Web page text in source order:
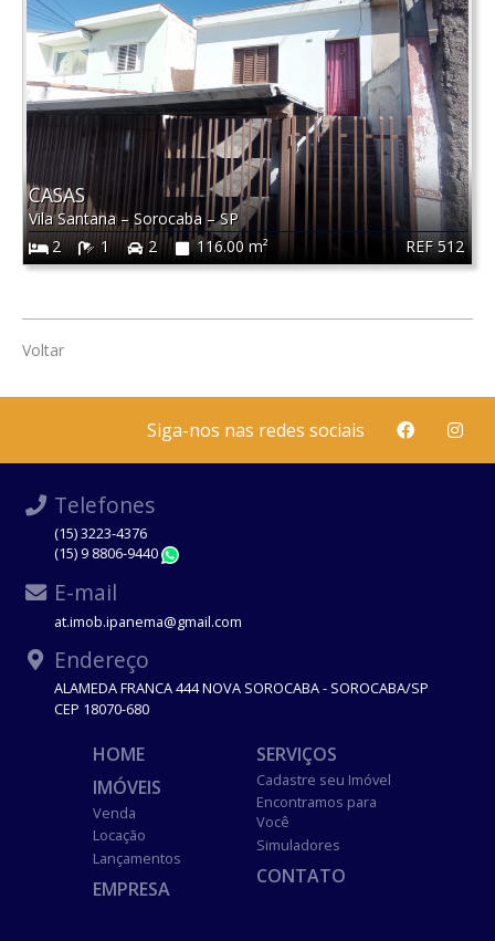
REF 512
CASAS
Vila Santana – Sorocaba –SP
2
1 2 116.00 m²
Voltar
Siga-nos nas redes sociais
Telefones
(15) 3223-4376
(15) 9 8806-9440
E-mail
at.imob.ipanema@gmail.com
Endereço
ALAMEDA FRANCA 444 NOVA SOROCABA - SOROCABA/SP
CEP 18070-680
HOME
IMÓVEIS
Venda
Locação
Lançamentos
EMPRESA
SERVIÇOS
Cadastre seu Imóvel
Encontramos para
Você
Simuladores
CONTATO